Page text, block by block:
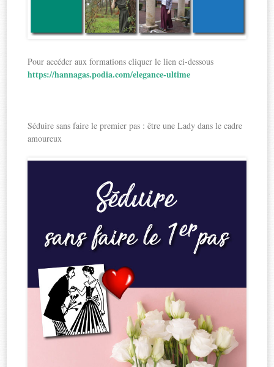
Pour accéder aux formations cliquer le lien ci-dessous
https://hannagas.podia.com/elegance-ultime
Séduire sans faire le premier pas : être une Lady dans le cadre
amoureux